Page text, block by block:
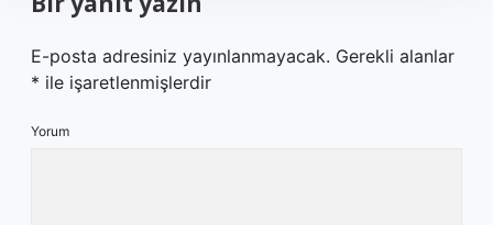
E-posta adresiniz yayınlanmayacak. Gerekli alanlar
* ile işaretlenmişlerdir
Yorum